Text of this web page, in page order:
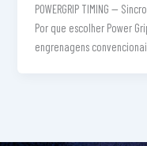
POWERGRIP TIMING —
Por que escolher Power
engrenagens